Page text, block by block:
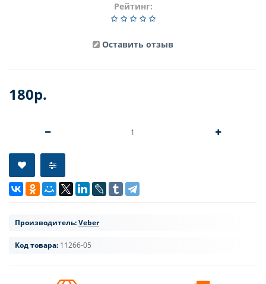
Рейтинг:
Оставить отзыв
180р.
Производитель:Veber
Код товара: 11266-05